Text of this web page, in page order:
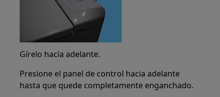
Gírelo hacia adelante.
Presione el panel de control hacia adelante
hasta que quede completamente enganchado.